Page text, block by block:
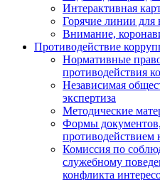
Интерактивная
Горячие линии для
Внимание,
Противодействие
Нормативные
противодействия
Независимая
экспертиза
Методические
Формы
противодействием
Комиссия по
служебному
конфликта